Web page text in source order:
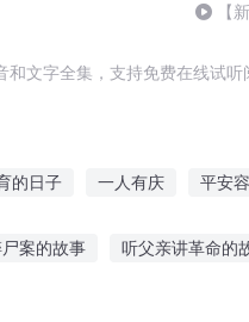
【
文字全集，支持免费在线试听
的日子 一人有庆 平安
案的故事 听父亲讲革命的